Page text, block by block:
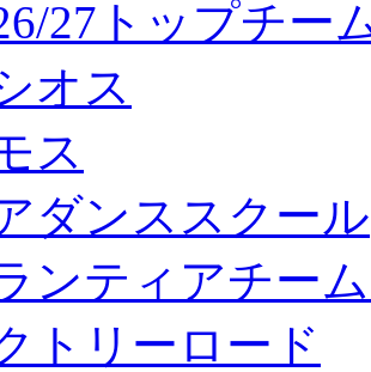
27トップチー
オス
ス
ダンススクール
ンティアチー
トリーロード